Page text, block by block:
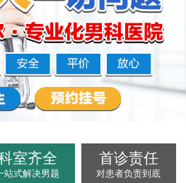
室齐全
站式解决男题
首诊责任
对患者负责到底